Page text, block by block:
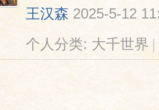
王汉森 2025-5-12
个人分类: 大千世界 |